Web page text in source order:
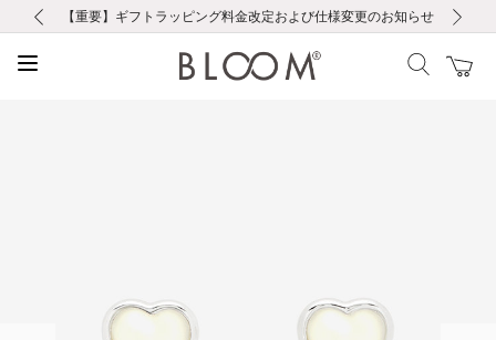
お修理・アフターサービスのご案内
【重要】令和８年熊本地震に伴う集配への影響について
【重要】ギフトラッピング料金改定および仕様変更のお知らせ
【重要】夏季休業の営業についてのご案内
税込5,500円以上で送料無料｜最短24時間以内に発送
新規会員登録で1000ポイントプレゼント！
LINE友だち登録で500円クーポンプレゼント
会員限定！レビュー投稿で100ポイントプレゼント
お修理・アフターサービスのご案内
【重要】令和８年熊本地震に伴う集配への影響について